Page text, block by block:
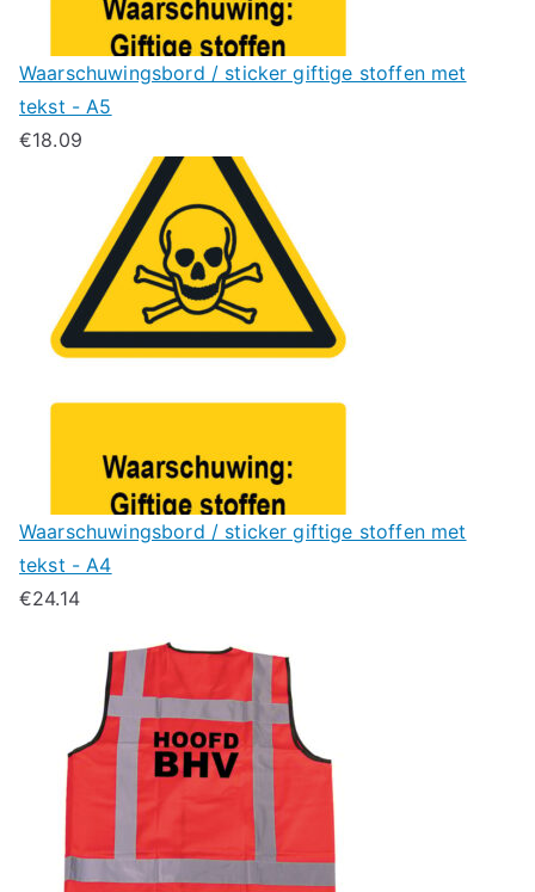
Waarschuwingsbord / sticker giftige stoffen met
tekst - A5
€18.09
Waarschuwingsbord / sticker giftige stoffen met
tekst - A4
€24.14